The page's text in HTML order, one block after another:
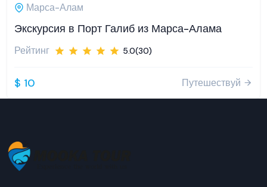
Марса-Алам
Экскурсия в Порт Галиб из Марса-Алама
Рейтинг 5.0(30)
$ 10 Путешествуй